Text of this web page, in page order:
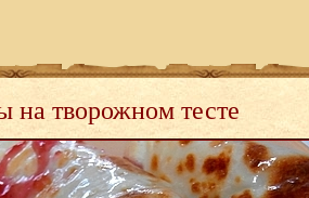
на творожном тесте